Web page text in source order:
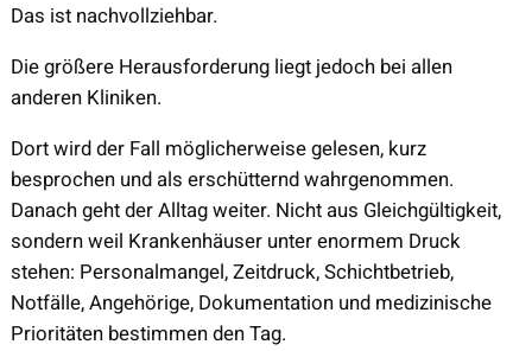
Das ist nachvollziehbar.
Die größere Herausforderung liegt jedoch bei allen
anderen Kliniken.
Dort wird der Fall möglicherweise gelesen, kurz
besprochen und als erschütternd wahrgenommen.
Danach geht der Alltag weiter. Nicht aus Gleichgültigkeit,
sondern weil Krankenhäuser unter enormem Druck
stehen: Personalmangel, Zeitdruck, Schichtbetrieb,
Notfälle, Angehörige, Dokumentation und medizinische
Prioritäten bestimmen den Tag.